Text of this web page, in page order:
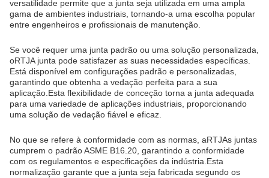
versatilidade permite que a junta seja utilizada em uma ampla
gama de ambientes industriais, tornando-a uma escolha popular
entre engenheiros e profissionais de manutenção.
Se você requer uma junta padrão ou uma solução personalizada,
oRTJA junta pode satisfazer as suas necessidades específicas.
Está disponível em configurações padrão e personalizadas,
garantindo que obtenha a vedação perfeita para a sua
aplicação.Esta flexibilidade de conceção torna a junta adequada
para uma variedade de aplicações industriais, proporcionando
uma solução de vedação fiável e eficaz.
No que se refere à conformidade com as normas, aRTJAs juntas
cumprem o padrão ASME B16.20, garantindo a conformidade
com os regulamentos e especificações da indústria.Esta
normalização garante que a junta seja fabricada segundo os